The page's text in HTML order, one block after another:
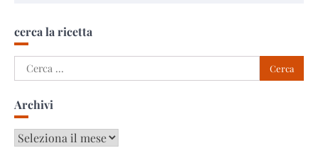
cerca la ricetta
Ricerca
per:
Archivi
Archivi